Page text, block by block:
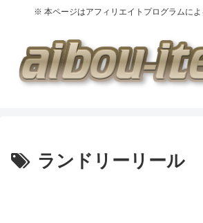
※ 本ページはアフィリエイトプログラムに
ランドリーリール